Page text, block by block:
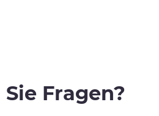
Fragen?